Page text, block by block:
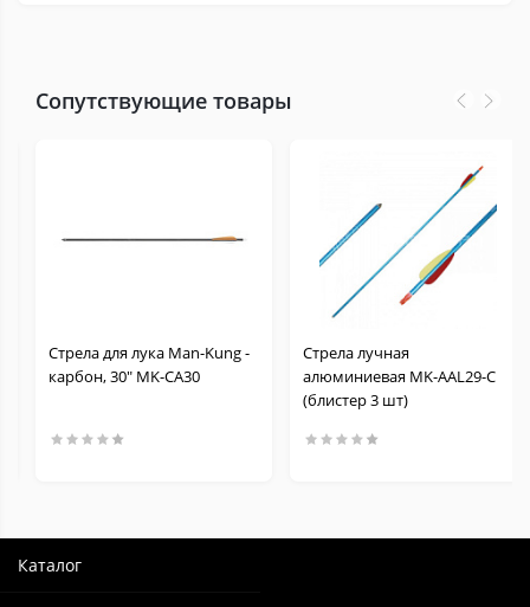
Сопутствующие товары
Стрела для лука Man-Kung -
карбон, 30" MK-CA30
Стрела лучная
алюминиевая MK-AАL29-С
(блистер 3 шт)
Каталог